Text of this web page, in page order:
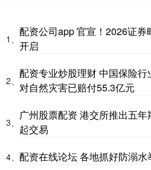
1、
配资公司app 官宣！2026证
开启
2、
配资专业炒股理财 中国保险
对自然灾害已赔付55.3亿元
3、
广州股票配资 港交所推出五
起交易
4、 配资在线论坛 各地抓好防溺水